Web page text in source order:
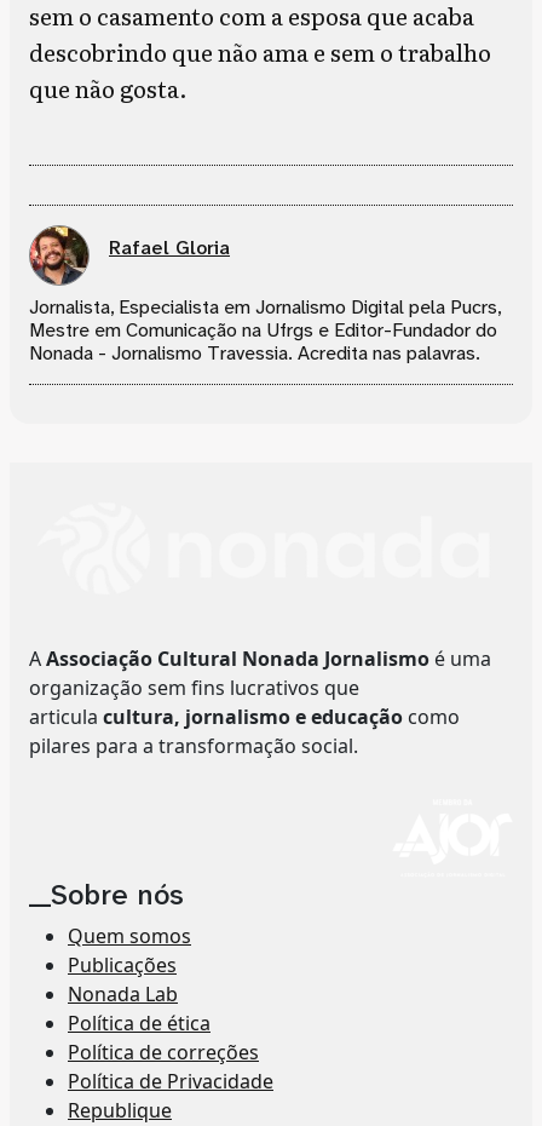
sem o casamento com a esposa que acaba
descobrindo que não ama e sem o trabalho
que não gosta.
Rafael Gloria
Jornalista, Especialista em Jornalismo Digital pela Pucrs,
Mestre em Comunicação na Ufrgs e Editor-Fundador do
Nonada - Jornalismo Travessia. Acredita nas palavras.
AAssociação Cultural Nonada Jornalismo é uma
organização sem fins lucrativos que
articula cultura, jornalismo e educação como
pilares para a transformação social.
__Sobre nós
Quem somos
Publicações
Nonada Lab
Política de ética
Política de correções
Política de Privacidade
Republique